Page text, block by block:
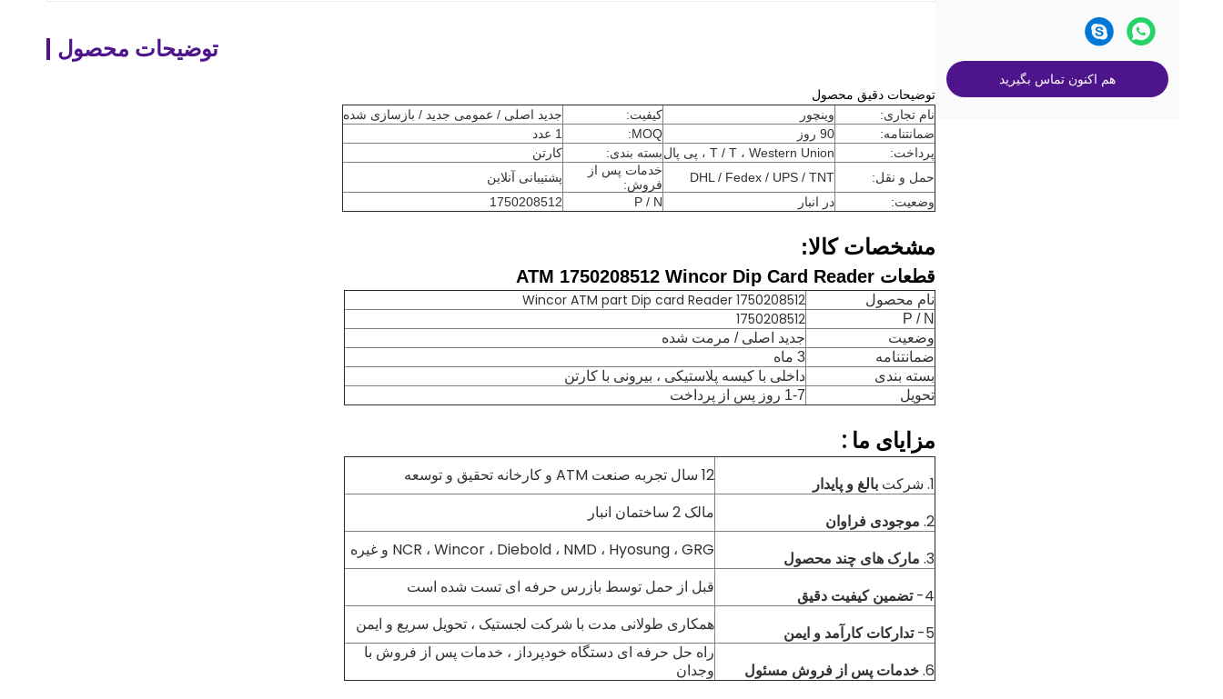
هم اکنون تماس بگیرید
توضیحات محصول
توضیحات دقیق محصول
نام تجاری: وینچور کیفیت:
جدید اصلی / عمومی جدید / بازسازی شده
ضمانتنامه:
90 روز MOQ:
1 عدد
پرداخت:
T / T ، Western Union ، پی پال بسته بندی:
کارتن
حمل و نقل:
DHL / Fedex / UPS / TNT
خدمات پس از
فروش:
پشتیبانی آنلاین
وضعیت:
در انبار P / N
1750208512
مشخصات کالا:
قطعات ATM 1750208512 Wincor Dip Card Reader
نام محصول Wincor ATM part Dip card Reader 1750208512
P / N
1750208512
وضعیت
جدید اصلی / مرمت شده
ضمانتنامه
3 ماه
بسته بندی
داخلی با کیسه پلاستیکی ، بیرونی با کارتن
تحویل
1-7 روز پس از پرداخت
مزایای ما :
1. شرکت بالغ و پایدار 12 سال تجربه صنعت ATM و کارخانه تحقیق و توسعه
2. موجودی فراوان مالک 2 ساختمان انبار
3. مارک های چند محصول NCR ، Wincor ، Diebold ، NMD ، Hyosung ، GRG و غیره
4- تضمین کیفیت دقیق قبل از حمل توسط بازرس حرفه ای تست شده است
5- تدارکات کارآمد و ایمن همکاری طولانی مدت با شرکت لجستیک ، تحویل سریع و ایمن
6. خدمات پس از فروش مسئول
راه حل حرفه ای دستگاه خودپرداز ، خدمات پس از فروش با
وجدان